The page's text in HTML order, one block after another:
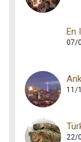
En
07/
11/
22/